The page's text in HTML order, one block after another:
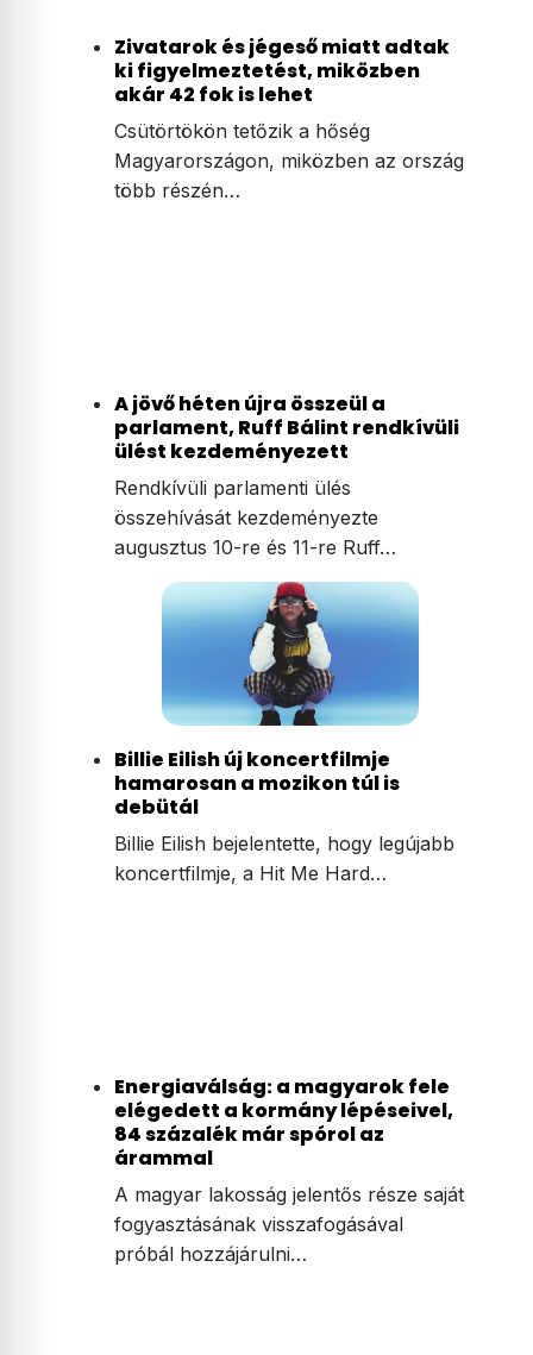
Zivatarok és jégeső miatt adtak
ki figyelmeztetést, miközben
akár 42 fok is lehet
Csütörtökön tetőzik a hőség
Magyarországon, miközben az ország
több részén…
A jövő héten újra összeül a
parlament, Ruff Bálint rendkívüli
ülést kezdeményezett
Rendkívüli parlamenti ülés
összehívását kezdeményezte
augusztus 10-re és 11-re Ruff…
Billie Eilish új koncertfilmje
hamarosan a mozikon túl is
debütál
Billie Eilish bejelentette, hogy legújabb
koncertfilmje, a Hit Me Hard…
Energiaválság: a magyarok fele
elégedett a kormány lépéseivel,
84 százalék már spórol az
árammal
A magyar lakosság jelentős része saját
fogyasztásának visszafogásával
próbál hozzájárulni…